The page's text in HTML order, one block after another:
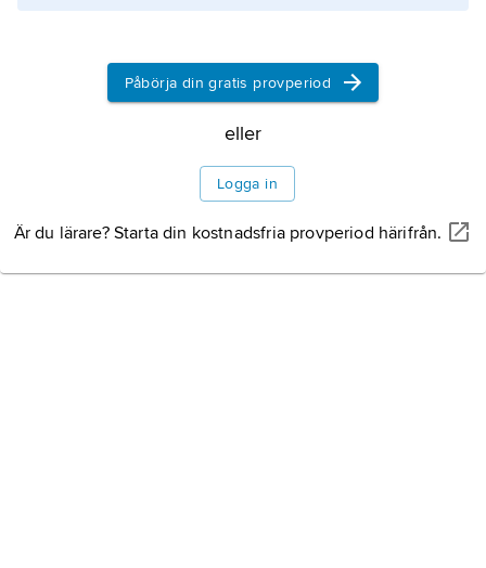
Påbörja din gratis provperiod
eller
Logga in
Är du lärare? Starta din kostnadsfria provperiod härifrån.